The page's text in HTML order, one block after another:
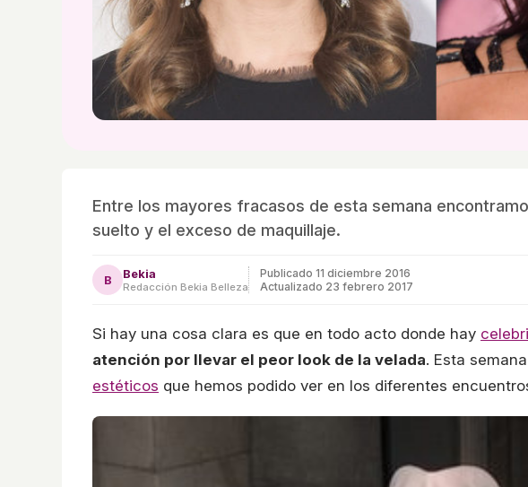
Entre los mayores fracasos de esta semana
suelto y el exceso de maquillaje.
B Bekia
Redacción Bekia Belleza
Publicado 11 diciembre 2016
Actualizado 23 febrero 2017
Si hay una cosa clara es que en todo acto donde hay
atención por llevar el peor look de la velada. Esta
estéticos que hemos podido ver en los diferentes